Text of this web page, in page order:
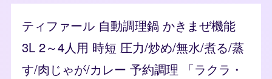
ティファール 自動調理鍋 かきまぜ機能
3L 2～4人用 時短 圧力/炒め/無水/煮る/蒸
す/肉じゃが/カレー 予約調理 「ラクラ・